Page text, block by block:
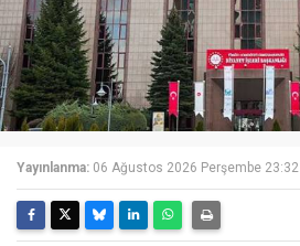
Yayınlanma: 06 Ağustos 2026 Perşembe 23:32